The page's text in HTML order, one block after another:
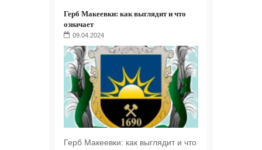
Герб Макеевки: как выглядит и что
означает
09.04.2024
Герб Макеевки: как выглядит и что